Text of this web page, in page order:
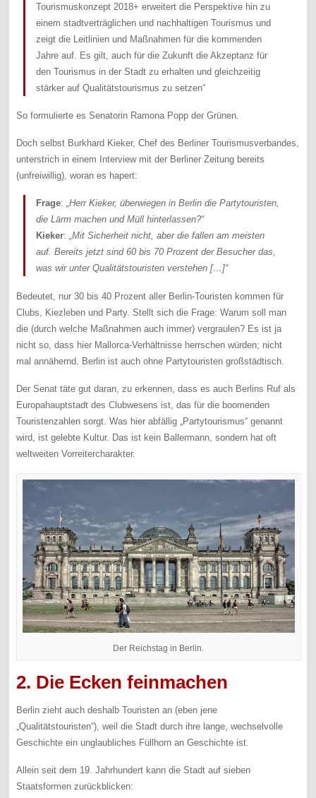
Tourismuskonzept 2018+ erweitert die Perspektive hin zu
einem stadtverträglichen und nachhaltigen Tourismus und
zeigt die Leitlinien und Maßnahmen für die kommenden
Jahre auf. Es gilt, auch für die Zukunft die Akzeptanz für
den Tourismus in der Stadt zu erhalten und gleichzeitig
stärker auf Qualitätstourismus zu setzen“
So formulierte es Senatorin Ramona Popp der Grünen.
Doch selbst Burkhard Kieker, Chef des Berliner Tourismusverbandes,
unterstrich in einem Interview mit der Berliner Zeitung bereits
(unfreiwillig), woran es hapert:
Frage:„Herr Kieker, überwiegen in Berlin die Partytouristen,
die Lärm machen und Müll hinterlassen?“
Kieker:„Mit Sicherheit nicht, aber die fallen am meisten
auf. Bereits jetzt sind 60 bis 70 Prozent der Besucher das,
was wir unter Qualitätstouristen verstehen […]“
Bedeutet, nur 30 bis 40 Prozent aller Berlin-Touristen kommen für
Clubs, Kiezleben und Party. Stellt sich die Frage: Warum soll man
die (durch welche Maßnahmen auch immer) vergraulen? Es ist ja
nicht so, dass hier Mallorca-Verhältnisse herrschen würden; nicht
mal annähernd. Berlin ist auch ohne Partytouristen großstädtisch.
Der Senat täte gut daran, zu erkennen, dass es auch Berlins Ruf als
Europahauptstadt des Clubwesens ist, das für die boomenden
Touristenzahlen sorgt. Was hier abfällig „Partytourismus“ genannt
wird, ist gelebte Kultur. Das ist kein Ballermann, sondern hat oft
weltweiten Vorreitercharakter.
Der Reichstag in Berlin.
2. Die Ecken feinmachen
Berlin zieht auch deshalb Touristen an (eben jene
„Qualitätstouristen“), weil die Stadt durch ihre lange, wechselvolle
Geschichte ein unglaubliches Füllhorn an Geschichte ist.
Allein seit dem 19. Jahrhundert kann die Stadt auf sieben
Staatsformen zurückblicken: